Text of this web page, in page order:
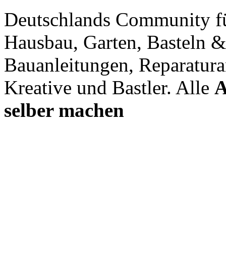
Deutschlands Community
Hausbau, Garten, Basteln
Bauanleitungen,
Kreative und Bastler. Alle
selber machen